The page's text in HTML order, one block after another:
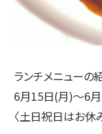
ランチメニュー
6月15日(月)〜6月
〈土日祝日はお休